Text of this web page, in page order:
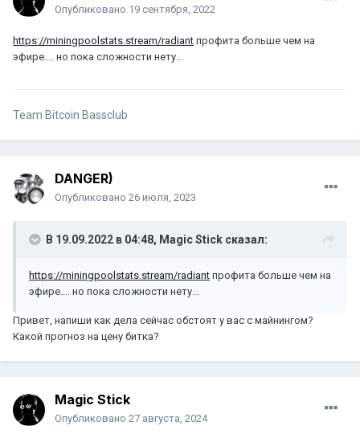
Опубликовано 19 сентября, 2022
https://miningpoolstats.stream/radiant профита больше чем на
эфире.... но пока сложности нету...
Team Bitcoin Bassclub
DANGER)
Опубликовано 26 июля, 2023
В 19.09.2022 в 04:48, Magic Stick сказал:
https://miningpoolstats.stream/radiant профита больше чем на
эфире.... но пока сложности нету...
Привет, напиши как дела сейчас обстоят у вас с майнингом?
Какой прогноз на цену битка?
Magic Stick
Опубликовано 27 августа, 2024